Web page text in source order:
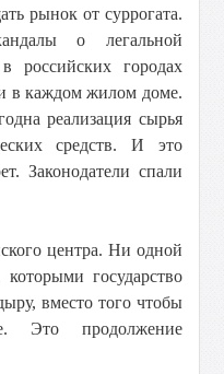
рынок от суррогата.
о легальной
российских городах
в каждом жилом доме.
реализация сырья
средств. И это
Законодатели спали
центра. Ни одной
государство
вместо того чтобы
Это продолжение